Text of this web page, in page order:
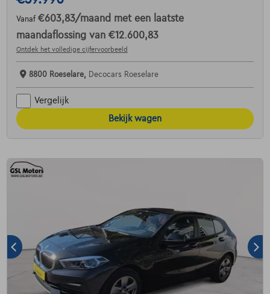
Vanaf €603,83/maand met een laatste
maandaflossing van €12.600,83
Ontdek het volledige cijfervoorbeeld
8800 Roeselare, Decocars Roeselare
Vergelijk
Bekijk wagen